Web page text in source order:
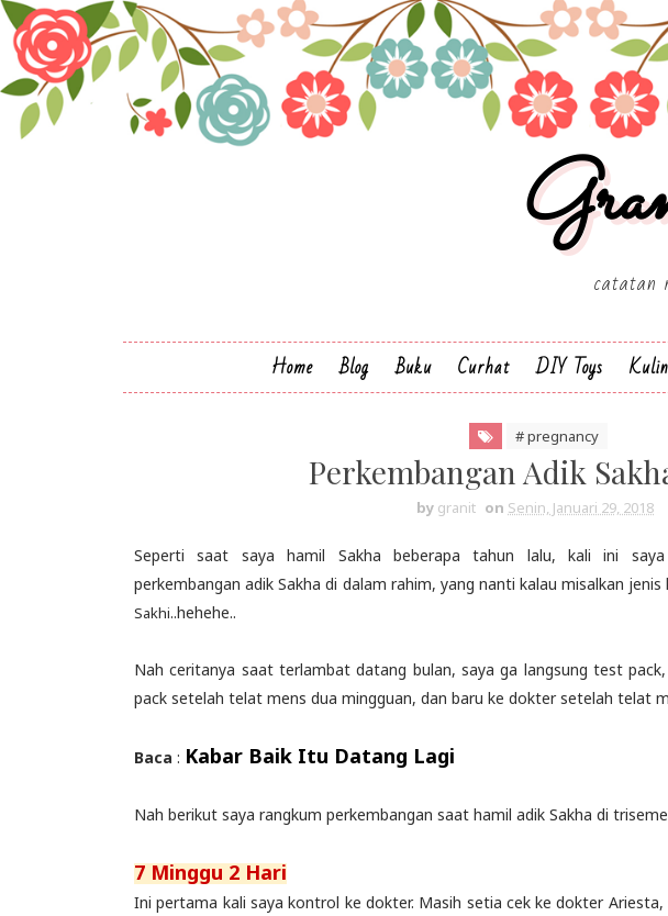
catatan
Home Blog Buku Curhat DIY Toys
# pregnancy
Perkembangan Adik
by granit on Senin, Januari 29, 2018
Seperti saat saya hamil Sakha beberapa tahun lalu, kali ini saya
perkembangan adik Sakha di dalam rahim, yang nanti kalau misalkan
Sakhi..hehehe..
Nah ceritanya saat terlambat datang bulan, saya ga langsung test
pack setelah telat mens dua mingguan, dan baru ke dokter setelah telat
Baca : Kabar Baik Itu Datang Lagi
Nah berikut saya rangkum perkembangan saat hamil adik Sakha di
7 Minggu 2 Hari
Ini pertama kali saya kontrol ke dokter. Masih setia cek ke dokter Ariesta,